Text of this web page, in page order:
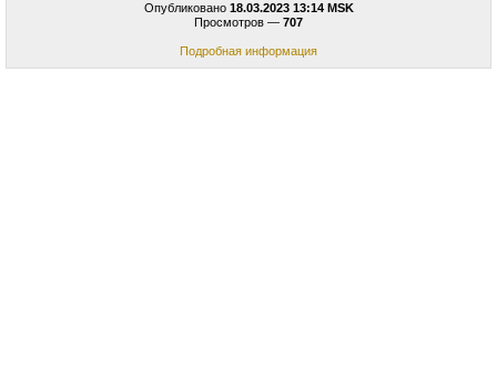
Опубликовано 18.03.2023 13:14 MSK
Просмотров — 707
Подробная информация